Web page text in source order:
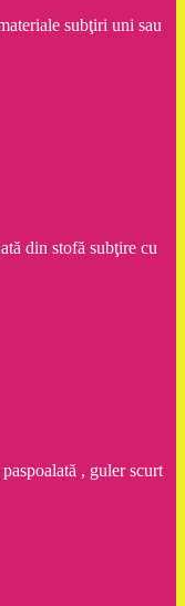
subţiri uni sau
din stofă subţire cu
, guler scurt